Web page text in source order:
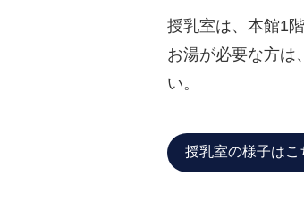
授乳室は、本館1
お湯が必要な方は
い。
授乳室の様子はこ